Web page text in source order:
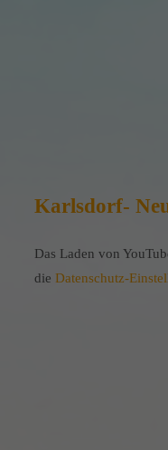
Karlsdorf-
Das Laden von
die Datenschutz-